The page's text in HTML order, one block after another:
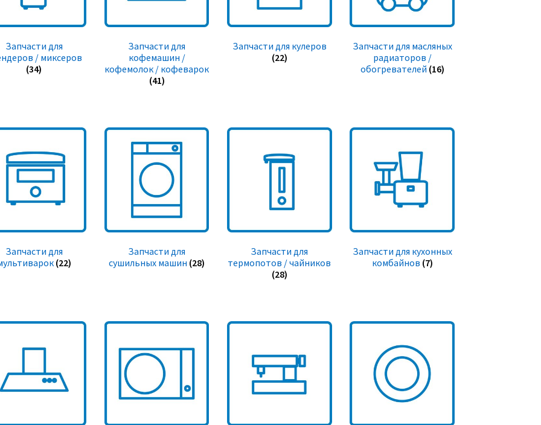
Запчасти для
/ миксеров
(34)
Запчасти для
кофемашин /
кофемолок / кофеварок
(41)
Запчасти для кулеров
(22)
Запчасти для масляных
радиаторов /
обогревателей (16)
Запчасти для
(22)
Запчасти для
сушильных машин (28)
Запчасти для
термопотов / чайников
(28)
Запчасти для кухонных
комбайнов (7)